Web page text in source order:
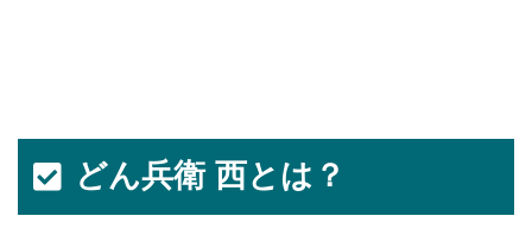
どん兵衛 西とは？